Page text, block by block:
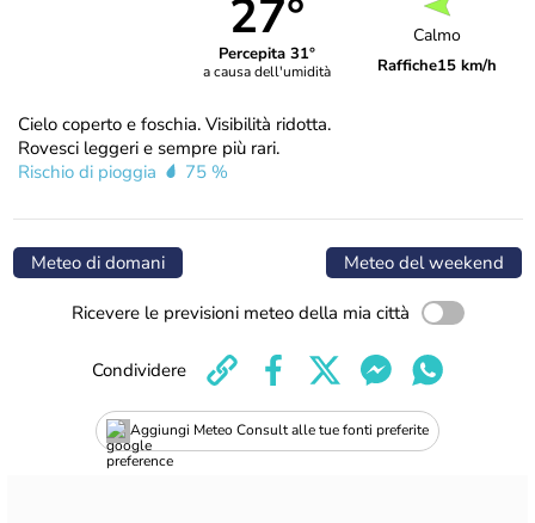
27°
Percepita 31°
a causa dell'umidità
Calmo
Raffiche15 km/h
Cielo coperto e foschia. Visibilità ridotta.
Rovesci leggeri e sempre più rari.
Rischio di pioggia
75 %
Meteo di domani Meteo del weekend
Ricevere le previsioni meteo della mia città
Aggiungi Meteo Consult alle tue fonti preferite
Condividere